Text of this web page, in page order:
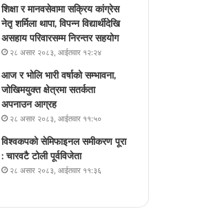
शिक्षा र मानवसेवामा सक्रिय कांग्रेस
नेतृ शर्मिला थापा, विपन्न विद्यार्थीदेखि
असहाय परिवारसम्म निरन्तर सहयोग
२८ असार २०८३, आईतवार १२:२४
आज र भोलि भारी वर्षाको सम्भावना,
जोखिमयुक्त क्षेत्रमा सतर्कता
अपनाउन आग्रह
२८ असार २०८३, आईतवार ११:५०
विश्वकपको सेमिफाइनल समीकरण पूरा
: चारवटै टोली पूर्वविजेता
२८ असार २०८३, आईतवार ११:३६